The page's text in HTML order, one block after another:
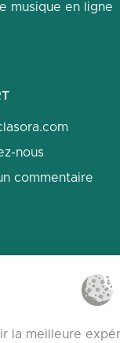
musique en ligne
nous
commentaire
meilleure